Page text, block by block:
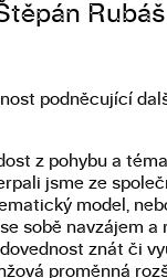
Rubáš
podněcující
z pohybu a
jsme ze
model,
sobě navzájem a
znát či
proměnná